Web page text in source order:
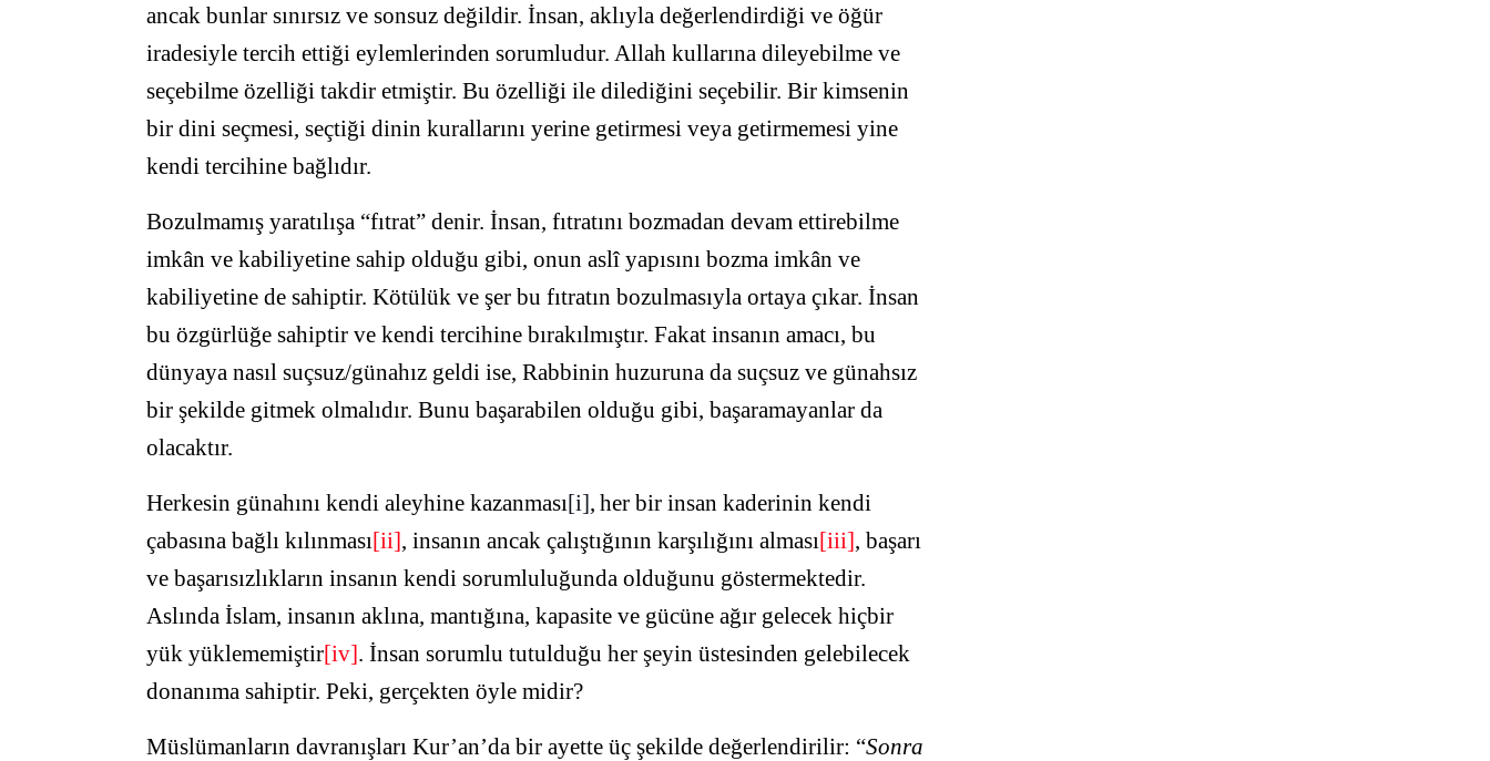
ancak bunlar sınırsız ve sonsuz değildir. İnsan, aklıyla değerlendirdiği ve öğür
iradesiyle tercih ettiği eylemlerinden sorumludur. Allah kullarına dileyebilme ve
seçebilme özelliği takdir etmiştir. Bu özelliği ile dilediğini seçebilir. Bir kimsenin
bir dini seçmesi, seçtiği dinin kurallarını yerine getirmesi veya getirmemesi yine
kendi tercihine bağlıdır.
Bozulmamış yaratılışa “fıtrat” denir. İnsan, fıtratını bozmadan devam ettirebilme
imkân ve kabiliyetine sahip olduğu gibi, onun aslî yapısını bozma imkân ve
kabiliyetine de sahiptir. Kötülük ve şer bu fıtratın bozulmasıyla ortaya çıkar. İnsan
bu özgürlüğe sahiptir ve kendi tercihine bırakılmıştır. Fakat insanın amacı, bu
dünyaya nasıl suçsuz/günahız geldi ise, Rabbinin huzuruna da suçsuz ve günahsız
bir şekilde gitmek olmalıdır. Bunu başarabilen olduğu gibi, başaramayanlar da
olacaktır.
Herkesin günahını kendi aleyhine kazanması[i], her bir insan kaderinin kendi
çabasına bağlı kılınması[ii], insanın ancak çalıştığının karşılığını alması[iii], başarı
ve başarısızlıkların insanın kendi sorumluluğunda olduğunu göstermektedir.
Aslında İslam, insanın aklına, mantığına, kapasite ve gücüne ağır gelecek hiçbir
yük yüklememiştir[iv]. İnsan sorumlu tutulduğu her şeyin üstesinden gelebilecek
donanıma sahiptir. Peki, gerçekten öyle midir?
Müslümanların davranışları Kur’an’da bir ayette üç şekilde değerlendirilir: “Sonra